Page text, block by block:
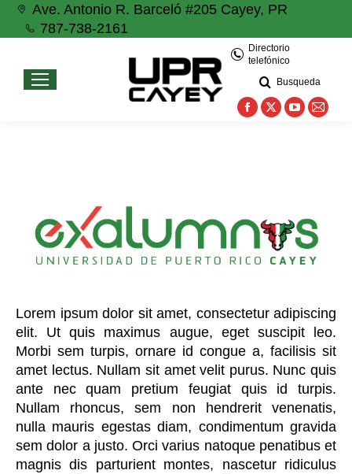
Ave. Antonio R. Barceló #205 Cayey, PR
787-738-2161
Directorio
telefónico
Busqueda
Facebook
window
X
window
YouTube
window
Mail
Lorem ipsum dolor sit amet, consectetur adipiscing
elit. Ut quis maximus augue, eget suscipit leo.
Morbi sem turpis, ornare id congue a, facilisis sit
amet lectus. Nullam sit amet velit purus. Nunc quis
ante nec quam pretium feugiat quis id turpis.
Nullam rhoncus, sem non hendrerit venenatis,
nulla mauris egestas diam, condimentum gravida
sem dolor a justo. Orci varius natoque penatibus et
magnis dis parturient montes, nascetur ridiculus